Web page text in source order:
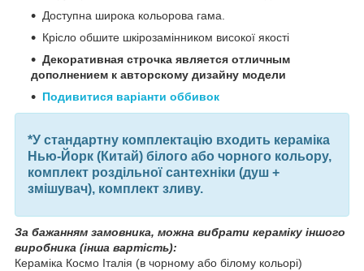
Доступна широка кольорова гама.
Крісло обшите шкірозамінником високої якості
Декоративная строчка является отличным
дополнением к авторскому дизайну модели
Подивитися варіанти оббивок
*У стандартну комплектацію входить кераміка
Нью-Йорк (Китай) білого або чорного кольору,
комплект роздільної сантехніки (душ +
змішувач), комплект зливу.
За бажанням замовника, можна вибрати кераміку іншого
виробника (інша вартість):
Кераміка Космо Італія (в чорному або білому кольорі)